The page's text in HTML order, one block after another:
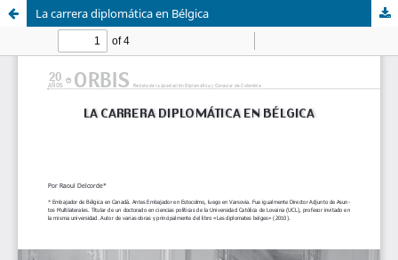
La carrera diplomática en Bélgica